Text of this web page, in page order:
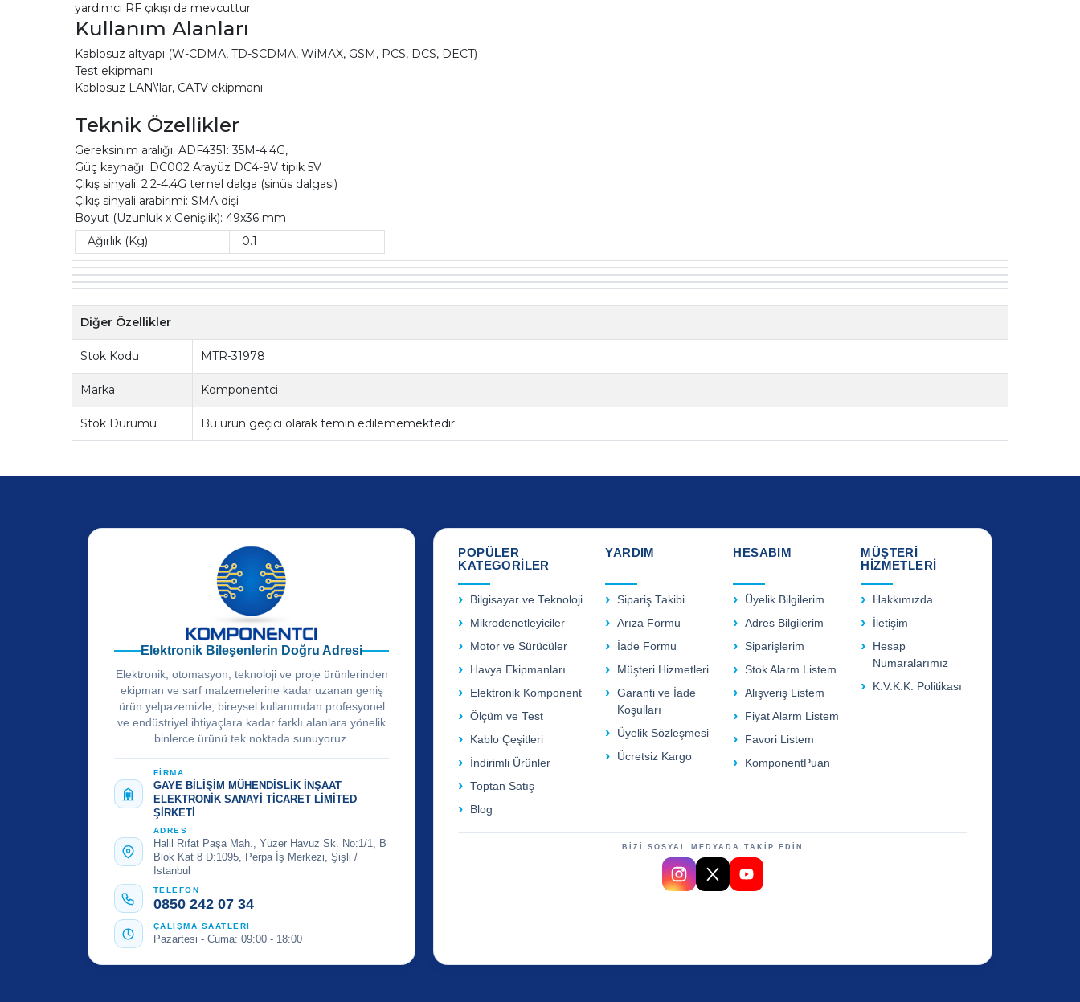
yardımcı RF çıkışı da mevcuttur.
Kullanım Alanları
Kablosuz altyapı (W-CDMA, TD-SCDMA, WiMAX, GSM, PCS, DCS, DECT)
Test ekipmanı
Kablosuz LAN\'lar, CATV ekipmanı
Teknik Özellikler
Gereksinim aralığı: ADF4351: 35M-4.4G,
Güç kaynağı: DC002 Arayüz DC4-9V tipik 5V
Çıkış sinyali: 2.2-4.4G temel dalga (sinüs dalgası)
Çıkış sinyali arabirimi: SMA dişi
Boyut (Uzunluk x Genişlik): 49x36 mm
Ağırlık (Kg)
0.1
Diğer Özellikler
Stok Kodu MTR-31978
Marka Komponentci
Stok Durumu Bu ürün geçici olarak temin edilememektedir.
Elektronik Bileşenlerin Doğru Adresi
Elektronik, otomasyon, teknoloji ve proje ürünlerinden
ekipman ve sarf malzemelerine kadar uzanan geniş
ürün yelpazemizle; bireysel kullanımdan profesyonel
ve endüstriyel ihtiyaçlara kadar farklı alanlara yönelik
binlerce ürünü tek noktada sunuyoruz.
FİRMA
GAYE BİLİŞİM MÜHENDİSLİK İNŞAAT
ELEKTRONİK SANAYİ TİCARET LİMİTED
ŞİRKETİ
ADRES
Halil Rıfat Paşa Mah., Yüzer Havuz Sk. No:1/1, B
Blok Kat 8 D:1095, Perpa İş Merkezi, Şişli /
İstanbul
TELEFON
0850 242 07 34
ÇALIŞMA SAATLERİ
Pazartesi - Cuma: 09:00 - 18:00
POPÜLER
KATEGORİLER
Bilgisayar ve Teknoloji
Mikrodenetleyiciler
Motor ve Sürücüler
Havya Ekipmanları
Elektronik Komponent
Ölçüm ve Test
Kablo Çeşitleri
İndirimli Ürünler
Toptan Satış
Blog
YARDIM
Sipariş Takibi
Arıza Formu
İade Formu
Müşteri Hizmetleri
Garanti ve İade
Koşulları
Üyelik Sözleşmesi
Ücretsiz Kargo
HESABIM
Üyelik Bilgilerim
Adres Bilgilerim
Siparişlerim
Stok Alarm Listem
Alışveriş Listem
Fiyat Alarm Listem
Favori Listem
KomponentPuan
MÜŞTERİ
HİZMETLERİ
Hakkımızda
İletişim
Hesap
Numaralarımız
K.V.K.K. Politikası
BİZİ SOSYAL MEDYADA TAKİP EDİN